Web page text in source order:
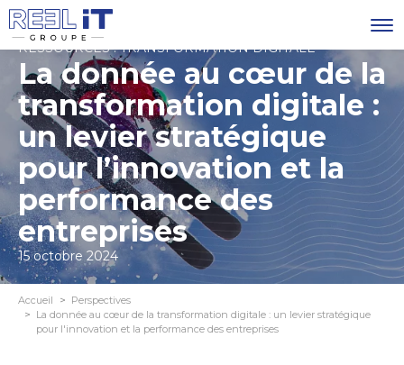
RESSOURCES : TRANSFORMATION DIGITALE
La donnée au cœur de la
transformation digitale :
un levier stratégique
pour l’innovation et la
performance des
entreprises
15 octobre 2024
Accueil
Perspectives
La donnée au cœur de la transformation digitale : un levier stratégique
pour l'innovation et la performance des entreprises